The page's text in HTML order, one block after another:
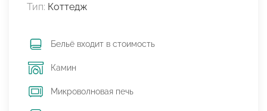
Тип: Коттедж
Бельё входит в стоимость
Камин
Микроволновая печь